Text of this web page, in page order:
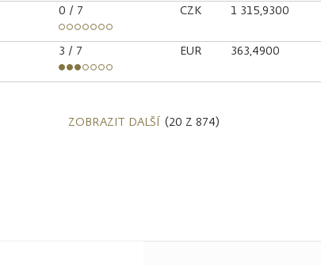
0 / 7 CZK 1 315,9300
3 / 7 EUR 363,4900
ZOBRAZIT DALŠÍ (20 Z 874)